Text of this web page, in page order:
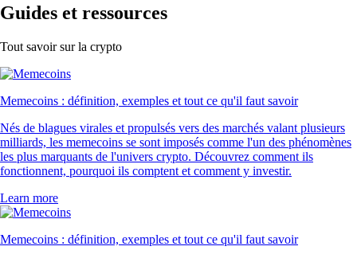
Guides et ressources
Tout savoir sur la crypto
Memecoins : définition, exemples et tout ce qu'il faut savoir
Nés de blagues virales et propulsés vers des marchés valant plusieurs
milliards, les memecoins se sont imposés comme l'un des phénomènes
les plus marquants de l'univers crypto. Découvrez comment ils
fonctionnent, pourquoi ils comptent et comment y investir.
Learn more
Memecoins : définition, exemples et tout ce qu'il faut savoir